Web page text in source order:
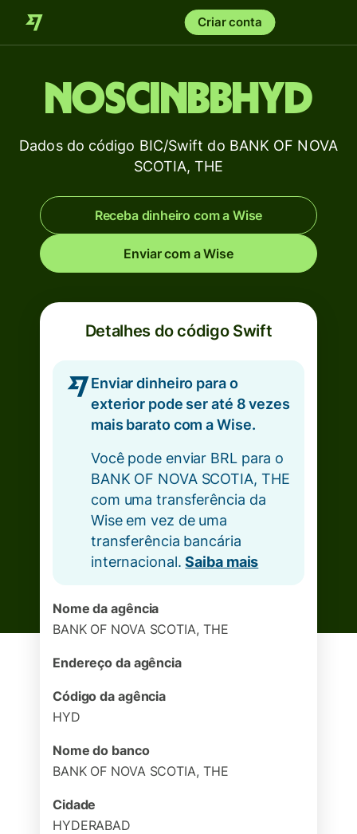
Criar conta
NOSCINBBHYD
Dados do código BIC/Swift do BANK OF NOVA
SCOTIA, THE
Receba dinheiro com a Wise
Enviar com a Wise
Detalhes do código Swift
Enviar dinheiro para o
exterior pode ser até 8 vezes
mais barato com a Wise.
Você pode enviar BRL para o
BANK OF NOVA SCOTIA, THE
com uma transferência da
Wise em vez de uma
transferência bancária
internacional.Saiba mais
Nome da agência
BANK OF NOVA SCOTIA, THE
Endereço da agência
Código da agência
HYD
Nome do banco
BANK OF NOVA SCOTIA, THE
Cidade
HYDERABAD